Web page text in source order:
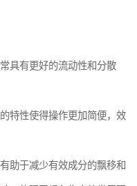
具有更好的流动性和分散
特性使得操作更加简便，效
助于减少有效成分的飘移和